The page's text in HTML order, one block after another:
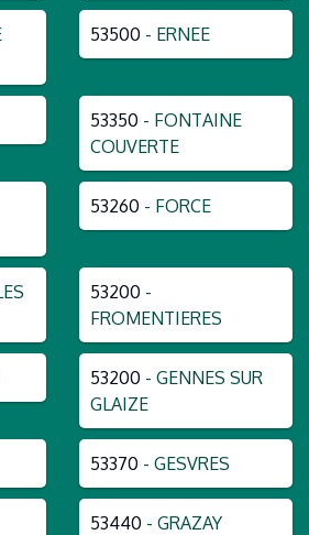
53500 - ERNEE
53350 - FONTAINE
COUVERTE
53260 - FORCE
53200 -
FROMENTIERES
53200 - GENNES SUR
GLAIZE
53370 - GESVRES
53440 - GRAZAY